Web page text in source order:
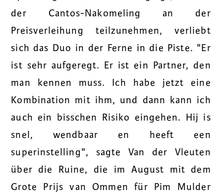
der Cantos-Nakomeling an der
Preisverleihung teilzunehmen, verliebt
sich das Duo in der Ferne in die Piste. "Er
ist sehr aufgeregt. Er ist ein Partner, den
man kennen muss. Ich habe jetzt eine
Kombination mit ihm, und dann kann ich
auch ein bisschen Risiko eingehen. Hij is
snel, wendbaar en heeft een
superinstelling", sagte Van der Vleuten
über die Ruine, die im August mit dem
Grote Prijs van Ommen für Pim Mulder